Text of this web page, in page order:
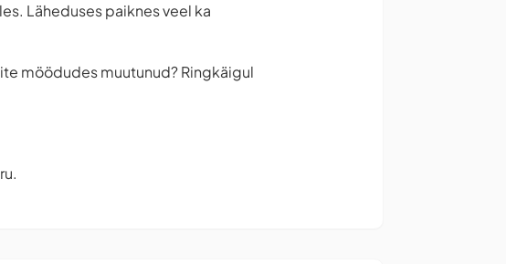
Läheduses paiknes veel ka
möödudes muutunud? Ringkäigul